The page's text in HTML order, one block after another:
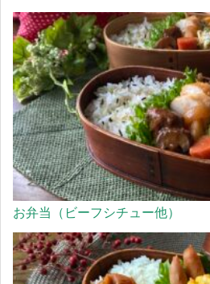
お弁当（ビーフシチュー他）